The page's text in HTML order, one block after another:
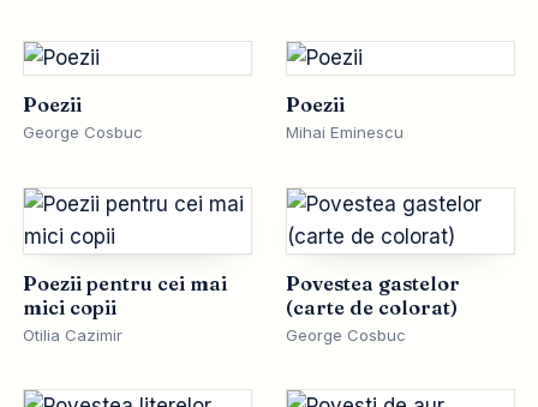
Poezii
George Cosbuc
Poezii
Mihai Eminescu
Poezii pentru cei mai
mici copii
Otilia Cazimir
Povestea gastelor
(carte de colorat)
George Cosbuc